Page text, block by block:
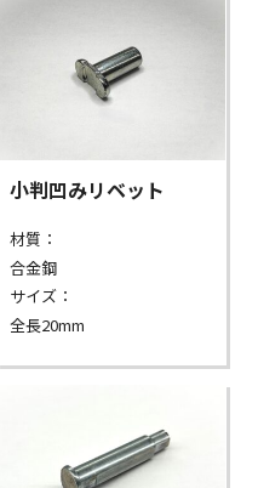
小判凹みリベット
材質：
合金鋼
サイズ：
全長20mm